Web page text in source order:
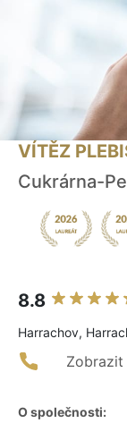
VÍTĚZ
Cukrárna-
8.8
Harrachov,
O společnosti: